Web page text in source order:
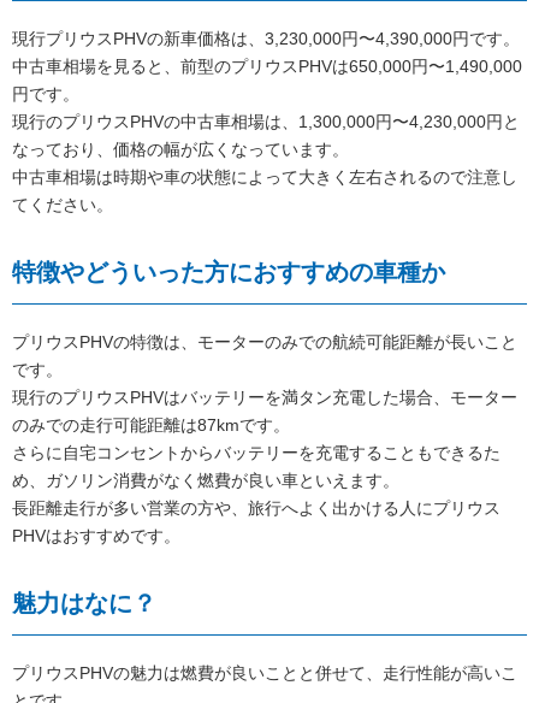
現行プリウスPHVの新車価格は、3,230,000円〜4,390,000円です。
中古車相場を見ると、前型のプリウスPHVは650,000円〜1,490,000
円です。
現行のプリウスPHVの中古車相場は、1,300,000円〜4,230,000円と
なっており、価格の幅が広くなっています。
中古車相場は時期や車の状態によって大きく左右されるので注意し
てください。
特徴やどういった方におすすめの車種か
プリウスPHVの特徴は、モーターのみでの航続可能距離が長いこと
です。
現行のプリウスPHVはバッテリーを満タン充電した場合、モーター
のみでの走行可能距離は87kmです。
さらに自宅コンセントからバッテリーを充電することもできるた
め、ガソリン消費がなく燃費が良い車といえます。
長距離走行が多い営業の方や、旅行へよく出かける人にプリウス
PHVはおすすめです。
魅力はなに？
プリウスPHVの魅力は燃費が良いことと併せて、走行性能が高いこ